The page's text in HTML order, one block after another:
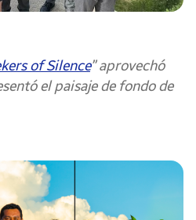
of Silence” aprovechó
el paisaje de fondo de